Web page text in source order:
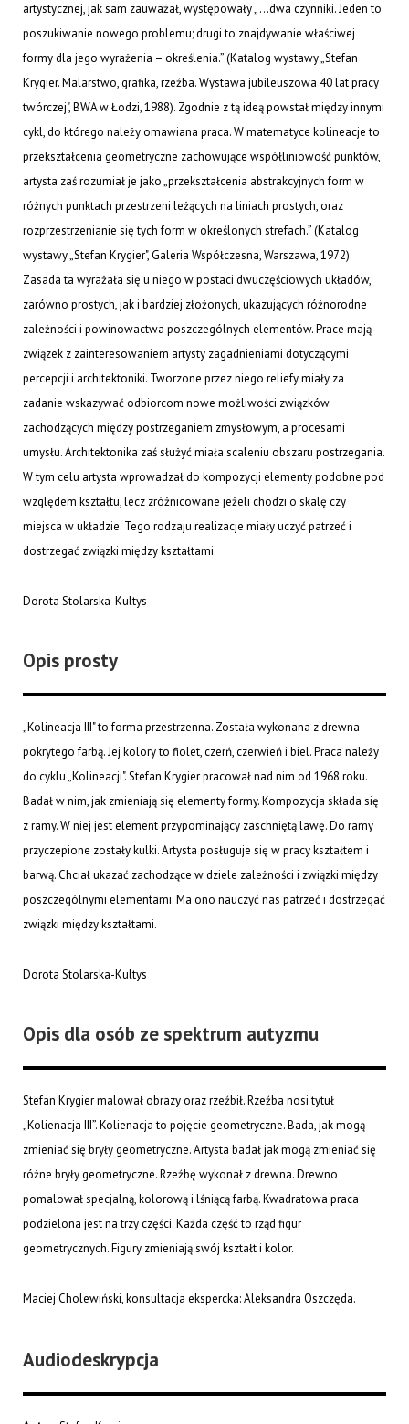
artystycznej, jak sam zauważał, występowały „...dwa czynniki. Jeden to
poszukiwanie nowego problemu; drugi to znajdywanie właściwej
formy dla jego wyrażenia – określenia.” (Katalog wystawy „Stefan
Krygier. Malarstwo, grafika, rzeźba. Wystawa jubileuszowa 40 lat pracy
twórczej", BWA w Łodzi, 1988). Zgodnie z tą ideą powstał między innymi
cykl, do którego należy omawiana praca. W matematyce kolineacje to
przekształcenia geometryczne zachowujące współliniowość punktów,
artysta zaś rozumiał je jako „przekształcenia abstrakcyjnych form w
różnych punktach przestrzeni leżących na liniach prostych, oraz
rozprzestrzenianie się tych form w określonych strefach.” (Katalog
wystawy „Stefan Krygier", Galeria Współczesna, Warszawa, 1972).
Zasada ta wyrażała się u niego w postaci dwuczęściowych układów,
zarówno prostych, jak i bardziej złożonych, ukazujących różnorodne
zależności i powinowactwa poszczególnych elementów. Prace mają
związek z zainteresowaniem artysty zagadnieniami dotyczącymi
percepcji i architektoniki. Tworzone przez niego reliefy miały za
zadanie wskazywać odbiorcom nowe możliwości związków
zachodzących między postrzeganiem zmysłowym, a procesami
umysłu. Architektonika zaś służyć miała scaleniu obszaru postrzegania.
W tym celu artysta wprowadzał do kompozycji elementy podobne pod
względem kształtu, lecz zróżnicowane jeżeli chodzi o skalę czy
miejsca w układzie. Tego rodzaju realizacje miały uczyć patrzeć i
dostrzegać związki między kształtami.
Dorota Stolarska-Kultys
Opis prosty
„Kolineacja III" to forma przestrzenna. Została wykonana z drewna
pokrytego farbą. Jej kolory to fiolet, czerń, czerwień i biel. Praca należy
do cyklu „Kolineacji". Stefan Krygier pracował nad nim od 1968 roku.
Badał w nim, jak zmieniają się elementy formy. Kompozycja składa się
z ramy. W niej jest element przypominający zaschniętą lawę. Do ramy
przyczepione zostały kulki. Artysta posługuje się w pracy kształtem i
barwą. Chciał ukazać zachodzące w dziele zależności i związki między
poszczególnymi elementami. Ma ono nauczyć nas patrzeć i dostrzegać
związki między kształtami.
Dorota Stolarska-Kultys
Opis dla osób ze spektrum autyzmu
Stefan Krygier malował obrazy oraz rzeźbił. Rzeźba nosi tytuł
„Kolienacja III”. Kolienacja to pojęcie geometryczne. Bada, jak mogą
zmieniać się bryły geometryczne. Artysta badał jak mogą zmieniać się
różne bryły geometryczne. Rzeźbę wykonał z drewna. Drewno
pomalował specjalną, kolorową i lśniącą farbą. Kwadratowa praca
podzielona jest na trzy części. Każda część to rząd figur
geometrycznych. Figury zmieniają swój kształt i kolor.
Maciej Cholewiński, konsultacja ekspercka: Aleksandra Oszczęda.
Audiodeskrypcja